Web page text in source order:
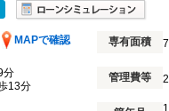
MAPで確認
専有面積
分
13分
管理費等